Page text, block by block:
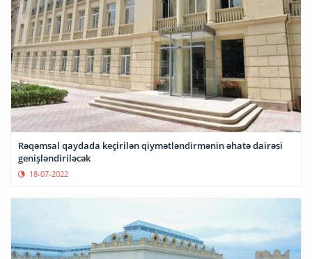
Rəqəmsal qaydada keçirilən qiymətləndirmənin əhatə dairəsi
genişləndiriləcək
18-07-2022